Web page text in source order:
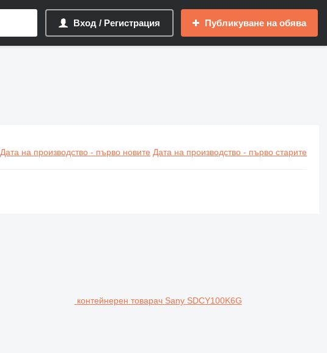
Вход / Регистрация Публикуване на обява
Дата на производство - първо новите Дата на производство - първо старите
контейнерен товарач Sany SDCY100K6G